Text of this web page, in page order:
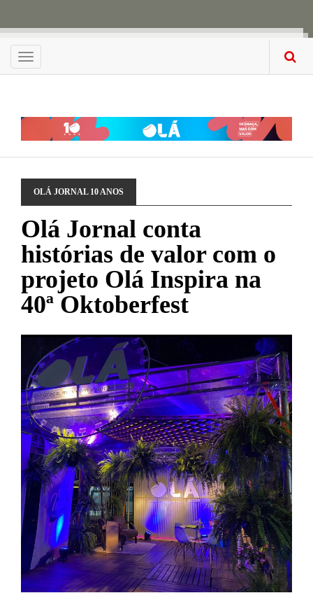
Menu
OLÁ JORNAL 10 ANOS
Olá Jornal conta
histórias de valor com o
projeto Olá Inspira na
40ª Oktoberfest